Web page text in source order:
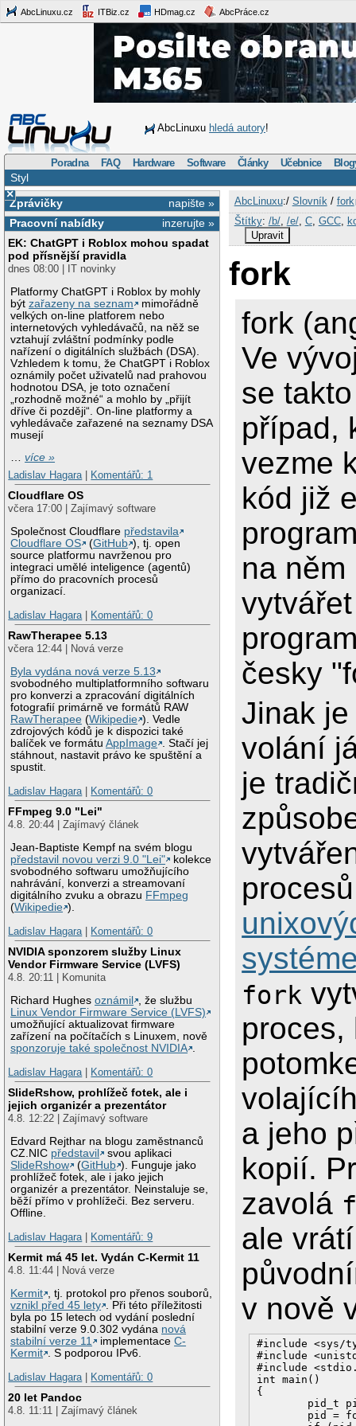
AbcLinuxu.cz ITBiz.cz HDmag.cz AbcPráce.cz
AbcLinuxu hledá autory!
Poradna FAQ Hardware Software Články Učebnice
Styl
×
napište »
Zprávičky
inzerujte »
Pracovní nabídky
EK: ChatGPT i Roblox mohou spadat
pod přísnější pravidla
dnes 08:00 | IT novinky
Platformy ChatGPT i Roblox by mohly
býtzařazeny na seznam
mimořádně
velkých on-line platforem nebo
internetových vyhledávačů, na něž se
vztahují zvláštní podmínky podle
nařízení o digitálních službách (DSA).
Vzhledem k tomu, že ChatGPT i Roblox
oznámily počet uživatelů nad prahovou
hodnotou DSA, je toto označení
„rozhodně možné“ a mohlo by „přijít
dříve či později“. On-line platformy a
vyhledávače zařazené na seznamy DSA
musejí
…více »
Ladislav Hagara
Komentářů: 1
Cloudflare OS
včera 17:00 | Zajímavý software
Společnost Cloudflare představila
Cloudflare OS
(GitHub ), tj. open
source platformu navrženou pro
integraci umělé inteligence (agentů)
přímo do pracovních procesů
organizací.
Ladislav Hagara
Komentářů: 0
RawTherapee 5.13
včera 12:44 | Nová verze
Byla vydána nová verze 5.13
svobodného multiplatformního softwaru
pro konverzi a zpracování digitálních
fotografií primárně ve formátů RAW
RawTherapee (Wikipedie ). Vedle
zdrojových kódů je k dispozici také
balíček ve formátuAppImage . Stačí jej
stáhnout, nastavit právo ke spuštění a
spustit.
Ladislav Hagara
Komentářů: 0
FFmpeg 9.0 "Lei"
4.8. 20:44 | Zajímavý článek
Jean-Baptiste Kempf na svém blogu
představil novou verzi 9.0 "Lei"
kolekce
svobodného softwaru umožňujícího
nahrávání, konverzi a streamovaní
digitálního zvuku a obrazu FFmpeg
(Wikipedie ).
Ladislav Hagara
Komentářů: 0
NVIDIA sponzorem služby Linux
Vendor Firmware Service (LVFS)
4.8. 20:11 | Komunita
Richard Hughesoznámil
, že službu
Linux Vendor Firmware Service (LVFS)
umožňující aktualizovat firmware
zařízení na počítačích s Linuxem, nově
sponzoruje také společnost NVIDIA .
Ladislav Hagara | Komentářů: 0
SlideRshow, prohlížeč fotek, ale i
jejich organizér a prezentátor
4.8. 12:22 | Zajímavý software
Edvard Rejthar na blogu zaměstnanců
CZ.NIC představil
svou aplikaci
SlideRshow
(GitHub ). Funguje jako
prohlížeč fotek, ale i jako jejich
organizér a prezentátor. Neinstaluje se,
běží přímo v prohlížeči. Bez serveru.
Offline.
Ladislav Hagara | Komentářů: 9
Kermit má 45 let. Vydán C-Kermit 11
4.8. 11:44 | Nová verze
Kermit , tj. protokol pro přenos souborů,
vznikl před 45 lety . Při této příležitosti
byla po 15 letech od vydání poslední
stabilní verze 9.0.302 vydána nová
stabilní verze 11
implementaceC-
Kermit . S podporou IPv6.
Ladislav Hagara | Komentářů: 0
20 let Pandoc
4.8. 11:11 | Zajímavý článek
AbcLinuxu:/ Slovník/ fork
Štítky: /b/, /e/, C, GCC,
Upravit
fork
fork
Ve
se
případ,
vezme
kód již
na
česky
Jinak
volání
je
fork
proces,
a jeho
kopií.
zavolá
ale
v nově
#include <sys/
#include
#include
int main()
{